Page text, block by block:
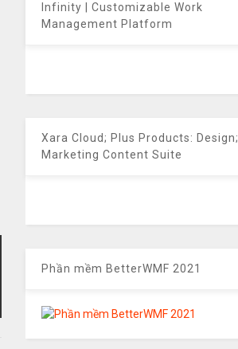
Infinity | Customizable Work
Management Platform
Xara Cloud; Plus Products: Design;
Marketing Content Suite
Phần mềm BetterWMF 2021